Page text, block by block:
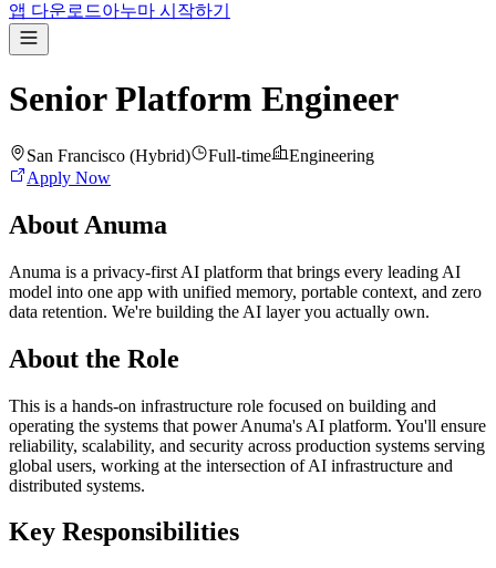
앱 다운로드아누마 시작하기
Senior Platform Engineer
San Francisco (Hybrid) Full-time
Engineering
Apply Now
About Anuma
Anuma is a privacy-first AI platform that brings every leading AI
model into one app with unified memory, portable context, and zero
data retention. We're building the AI layer you actually own.
About the Role
This is a hands-on infrastructure role focused on building and
operating the systems that power Anuma's AI platform. You'll ensure
reliability, scalability, and security across production systems serving
global users, working at the intersection of AI infrastructure and
distributed systems.
Key Responsibilities